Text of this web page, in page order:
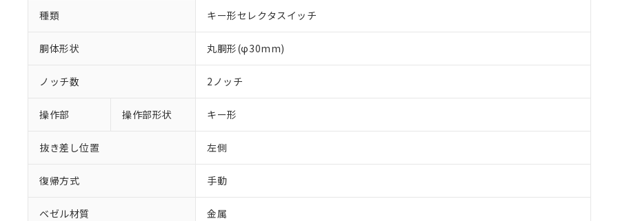
種類 キー形セレクタスイッチ
胴体形状 丸胴形(φ30mm)
ノッチ数 2ノッチ
操作部 操作部形状 キー形
抜き差し位置 左側
復帰方式 手動
ベゼル材質 金属